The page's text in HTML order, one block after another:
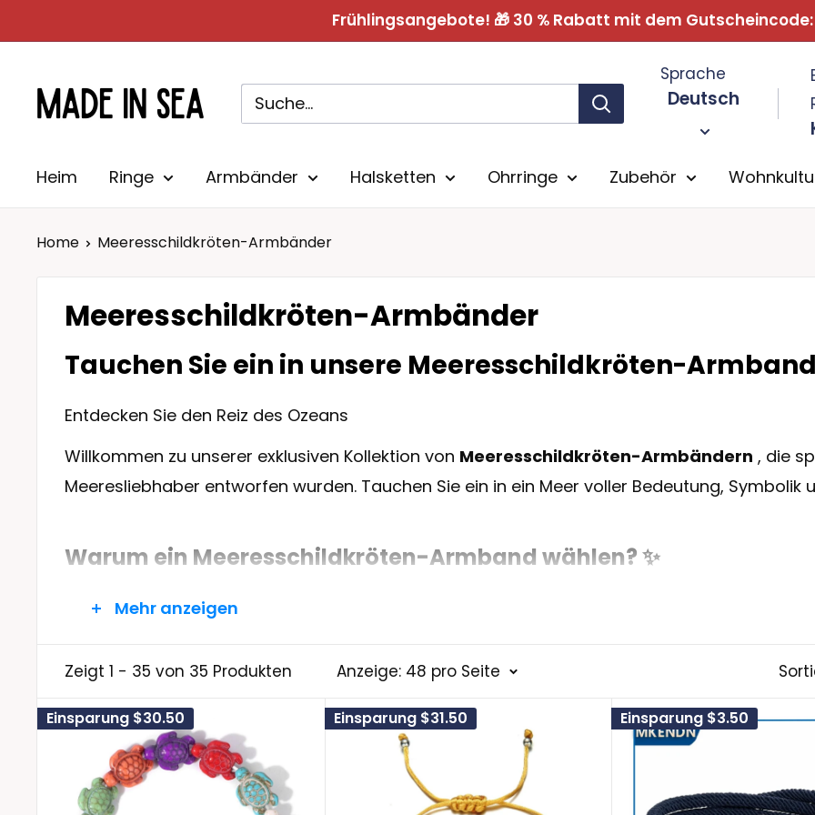
zum
Frühlingsangebote! 🎁 30 % Rabatt mit dem Gutscheincode:
Madeinsea©
Sprache
Deutsch
Heim Ringe Armbänder Halsketten Ohrringe Zubehör
Home Meeresschildkröten-Armbänder
Meeresschildkröten-Armbänder
Tauchen Sie ein in unsere Meeresschildkröten-
Entdecken Sie den Reiz des Ozeans
Willkommen zu unserer exklusiven Kollektion von Meeresschildkröten-Armbändern , die
Meeresliebhaber entworfen wurden. Tauchen Sie ein in ein Meer voller Bedeutung, Symbolik
Warum ein Meeresschildkröten-Armband wählen? ✨
Wenn Sie unserMeeresschildkröten-Armband
Langlebigkeit: Meeresschildkröten sind für ihre beeindruckend lange Lebensdauer
langes und erfülltes Leben zu führen.
Geduld und Weisheit
: Die sanfte Natur und die gemächlichen Bewegungen von
Weisheit, Tugenden, die Sie auf den vielen Reisen des Lebens begleiten können.
Ausdauer
: Genau wie diese Meereswanderer, die weite Strecken zurücklegen,
Mehr anzeigen
Zeigt 1 - 35 von 35 Produkten Anzeige: 48 pro Seite
Einsparung $30.50 Einsparung $31.50 Einsparung $3.50